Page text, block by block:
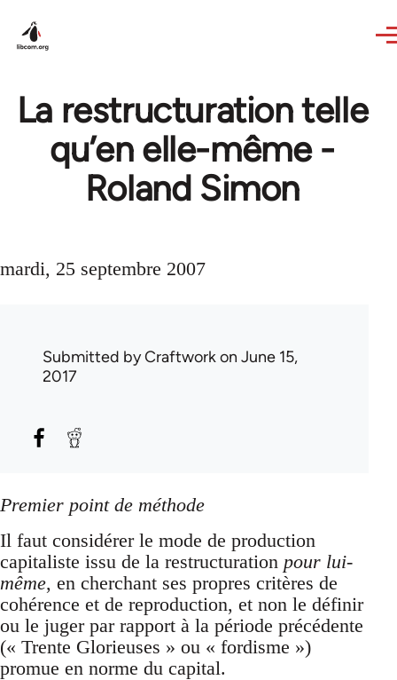
La restructuration telle
qu’en elle-même -
Roland Simon
mardi, 25 septembre 2007
Submitted byCraftworkon June 15,
2017
Premier point de méthode
Il faut considérer le mode de production
capitaliste issu de la restructuration pour lui-
même, en cherchant ses propres critères de
cohérence et de reproduction, et non le définir
ou le juger par rapport à la période précédente
(« Trente Glorieuses » ou « fordisme »)
promue en norme du capital.